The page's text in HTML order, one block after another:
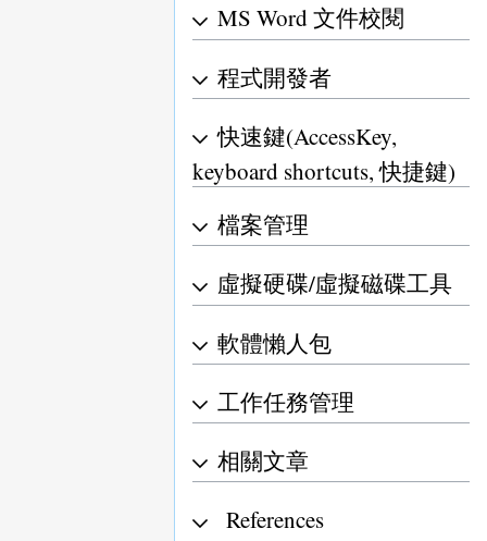
MS Word 文件校閱
程式開發者
快速鍵(AccessKey,
keyboard shortcuts, 快捷鍵)
檔案管理
虛擬硬碟/虛擬磁碟工具
軟體懶人包
工作任務管理
相關文章
References